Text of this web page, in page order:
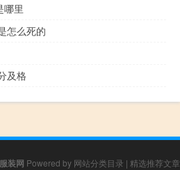
哪里
怎么死的
及格
装网 Powered by 网站分类目录 | 精选推荐文章